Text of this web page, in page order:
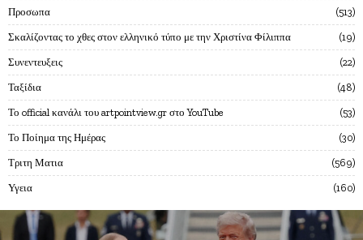
Προσωπα 513
Σκαλίζοντας το χθες στον ελληνικό τύπο με την Χριστίνα Φίλιππα 19
Συνεντευξεις 22
Ταξίδια 48
Το official κανάλι του artpointview.gr στο YouTube 53
Το Ποίημα της Ημέρας 30
Τριτη Ματια 569
Υγεια 160